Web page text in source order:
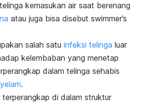
kemasukan air saat berenang
atau juga bisa disebut swimmer’s
salah satu infeksi telinga luar
kelembaban yang menetap
dalam telinga sehabis
.
di dalam struktur